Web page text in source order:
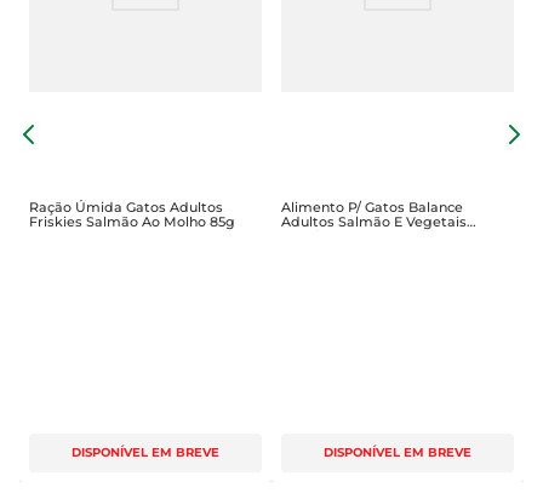
Ração Úmida Gatos Adultos
Friskies Salmão Ao Molho 85g
DISPONÍVEL EM BREVE
Alimento P/ Gatos Balance
Adultos Salmão E Vegetais
Pouch 900g
DISPONÍVEL EM BREVE